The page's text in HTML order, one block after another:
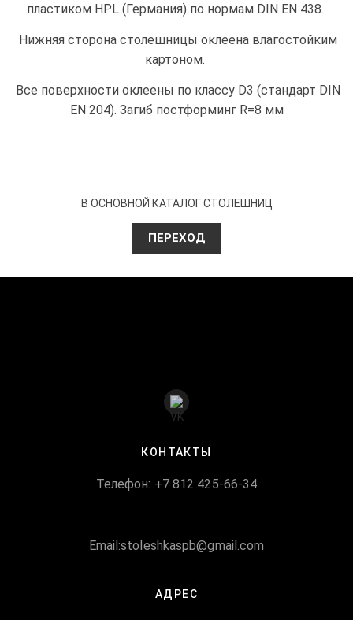
пластиком HPL (Германия) по нормам DIN EN 438.
Нижняя сторона столешницы оклеена влагостойким
картоном.
Все поверхности оклеены по классу D3 (стандарт DIN
EN 204). Загиб постформинг R=8 мм
В ОСНОВНОЙ КАТАЛОГ СТОЛЕШНИЦ
ПЕРЕХОД
КОНТАКТЫ
Телефон: +7 812 425-66-34
Email:stoleshkaspb@gmail.com
АДРЕС